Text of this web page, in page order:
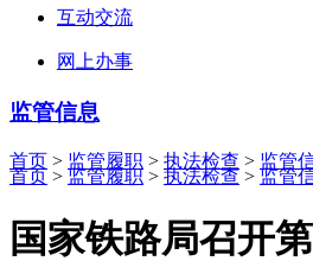
互动交流
网上办事
监管信息
首页 > 监管履职 > 执法检查 > 监管
首页 > 监管履职 > 执法检查 > 监管
国家铁路局召开